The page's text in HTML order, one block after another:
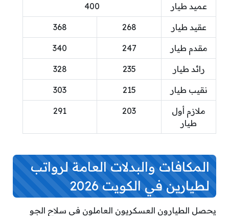
عميد طيار 400
عقيد طيار 268
368
مقدم طيار 247
340
رائد طيار 235
328
نقيب طيار 215
303
ملازم أول
طيار
203
291
المكافات والبدلات العامة لرواتب
لطيارين في الكويت 2026
يحصل الطيارون العسكريون العاملون في سلاح الجو